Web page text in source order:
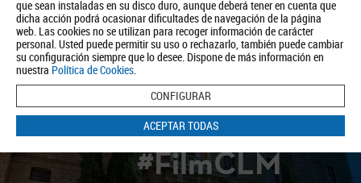
que sean instaladas en su disco duro, aunque deberá tener en cuenta que
dicha acción podrá ocasionar dificultades de navegación de la página
web. Las cookies no se utilizan para recoger información de carácter
personal. Usted puede permitir su uso o rechazarlo, también puede cambiar
su configuración siempre que lo desee. Dispone de más información en
nuestra Política de Cookies.
CONFIGURAR
ACEPTAR TODAS
Quiénes somos Turismo Política de Privacidad Aviso Legal
Política de Cookies
BUSCAR
#FilmCLM